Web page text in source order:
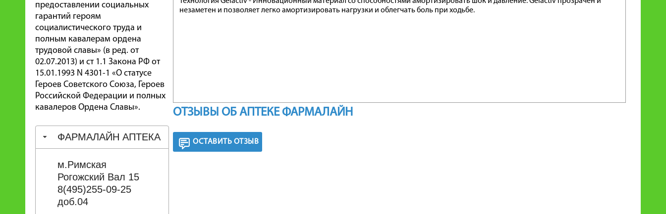
предоставлении социальных
гарантий героям
социалистического труда и
полным кавалерам ордена
трудовой славы» (в ред. от
02.07.2013) и ст 1.1 Закона РФ от
15.01.1993 N 4301-1 «О статусе
Героев Советского Союза, Героев
Российской Федерации и полных
кавалеров Ордена Славы».
ФАРМАЛАЙН АПТЕКА
м.Римская
Рогожский Вал 15
8(495)255-09-25
доб.04
незаметен и позволяет легко амортизировать нагрузки и облегчать боль при ходьбе.
ОТЗЫВЫ ОБ АПТЕКЕ ФАРМАЛАЙН
ОСТАВИТЬ ОТЗЫВ